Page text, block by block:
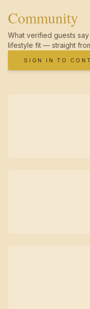
Community
What verified guests
lifestyle fit — straight
SIGN IN TO